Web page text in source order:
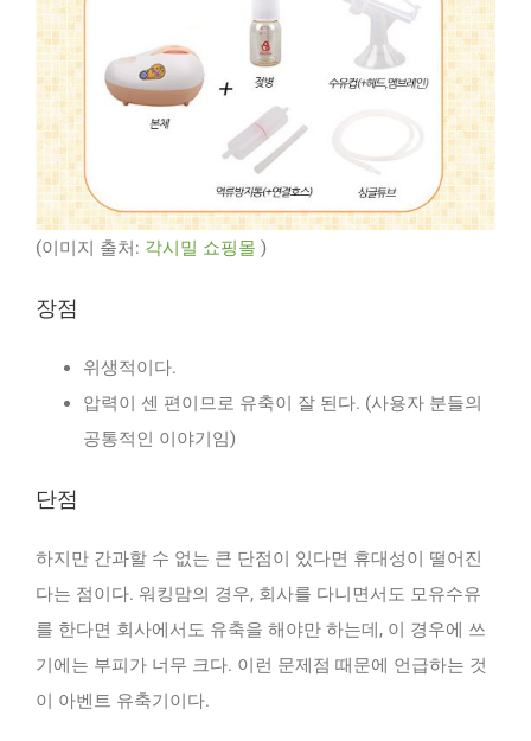
(이미지 출처: 각시밀 쇼핑몰 )
장점
위생적이다.
압력이 센 편이므로 유축이 잘 된다. (사용자 분들의
공통적인 이야기임)
단점
하지만 간과할 수 없는 큰 단점이 있다면 휴대성이 떨어진
다는 점이다. 워킹맘의 경우, 회사를 다니면서도 모유수유
를 한다면 회사에서도 유축을 해야만 하는데, 이 경우에 쓰
기에는 부피가 너무 크다. 이런 문제점 때문에 언급하는 것
이 아벤트 유축기이다.